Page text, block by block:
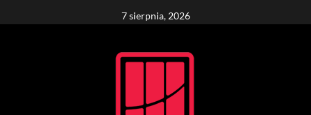
to
7 sierpnia, 2026